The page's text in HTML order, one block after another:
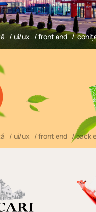
/ ui/ux / front end /
/ ui/ux / front end / back